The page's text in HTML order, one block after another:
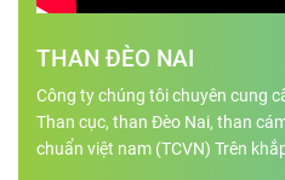
THAN ĐÈO NAI
Công ty chúng tôi chuyên cung
Than cục, than Đèo Nai, than
chuẩn việt nam (TCVN) Trên